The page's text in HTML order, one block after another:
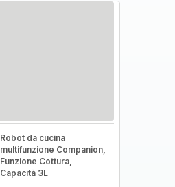
Robot da cucina
multifunzione Companion,
Funzione Cottura,
Capacità 3L